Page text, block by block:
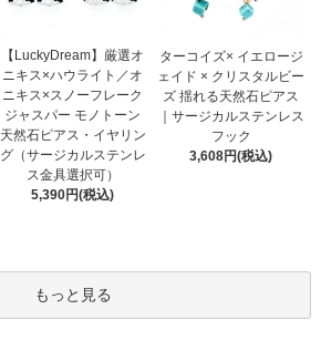
【LuckyDream】厳選オ
ニキス×ハウライト／オ
ニキス×スノーフレーク
ジャスパー モノトーン
天然石ピアス・イヤリン
グ（サージカルステンレ
ス金具選択可）
5,390円(税込)
ターコイズ× イエロージ
ェイド × クリスタルビー
ズ 揺れる天然石ピアス
｜サージカルステンレス
フック
3,608円(税込)
もっと見る